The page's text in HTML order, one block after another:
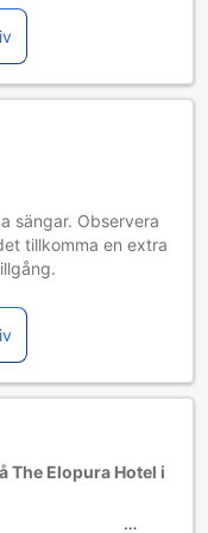
sängar. Observera
tillkomma en extra
rum du väljer. Var
mer information.
The Elopura Hotel i